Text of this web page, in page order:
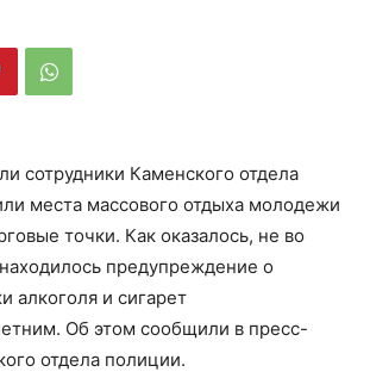
сотрудники Каменского отдела
места массового отдыха молодежи
точки. Как оказалось, не во
предупреждение о
алкоголя и сигарет
Об этом сообщили в пресс-
отдела полиции.